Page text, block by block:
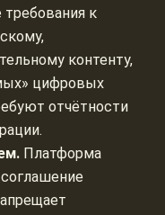
к
контенту,
цифровых
отчётности
Платформа